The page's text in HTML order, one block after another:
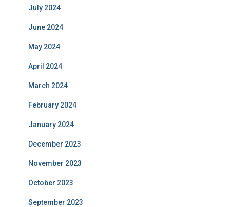
July 2024
June 2024
May 2024
April 2024
March 2024
February 2024
January 2024
December 2023
November 2023
October 2023
September 2023